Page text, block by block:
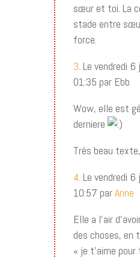
sœur et toi. La
stade entre
force.
3. Le vendredi
01:35 par Ebb
Wow, elle est
derniere
Très beau
4. Le vendredi
10:57 parAnne
Elle a l’air
des choses, en
« je t’aime